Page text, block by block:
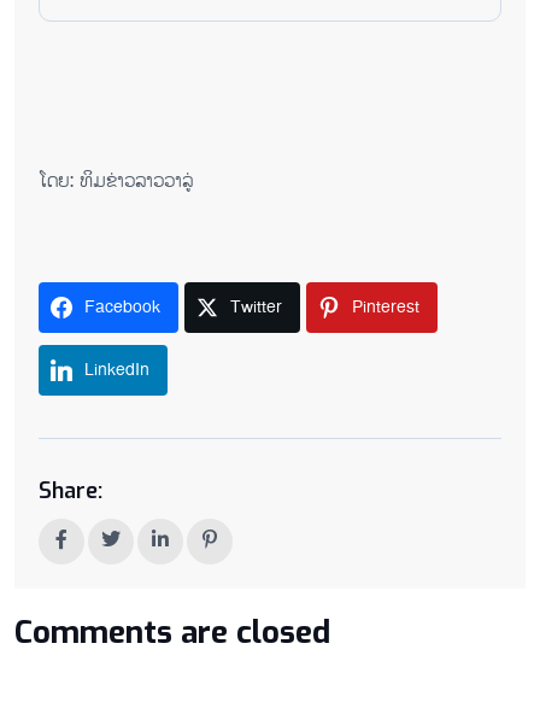
ໂດຍ: ທິມ​ຂ່າວ​ລາວ​ວາ​ລູ່
Facebook Twitter Pinterest
LinkedIn
Share:
Comments are closed